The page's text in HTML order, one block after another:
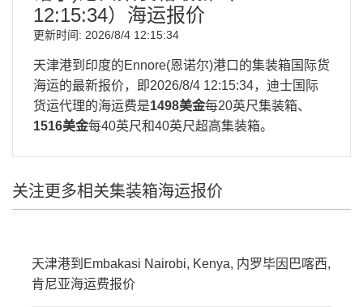
12:15:34）海运报价
更新时间: 2026/8/4 12:15:34
天津港到印度的Ennore(恩诺尔)港口的集装箱国际货
海运的最新报价，即2026/8/4 12:15:34，迪士国际
货运代理的海运费是1498美金每20英尺集装箱、
1516美金每40英尺和40英尺超高集装箱。
关注更多相关集装箱海运报价
天津港到Embakasi Nairobi, Kenya, 内罗毕因巴喀西,
肯尼亚海运费报价